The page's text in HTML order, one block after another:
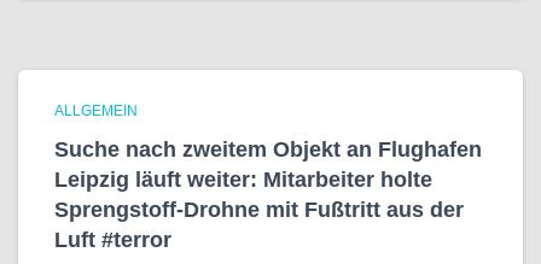
ALLGEMEIN
Suche nach zweitem Objekt an Flughafen
Leipzig läuft weiter: Mitarbeiter holte
Sprengstoff-Drohne mit Fußtritt aus der
Luft #terror